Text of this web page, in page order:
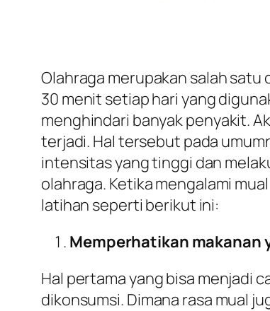
Olahraga merupakan salah
30 menit setiap hari yang
menghindari banyak penyakit.
terjadi. Hal tersebut pada
intensitas yang tinggi dan
olahraga. Ketika mengalami
latihan seperti berikut ini:
Memperhatikan makanan
Hal pertama yang bisa menjadi
dikonsumsi. Dimana rasa mual